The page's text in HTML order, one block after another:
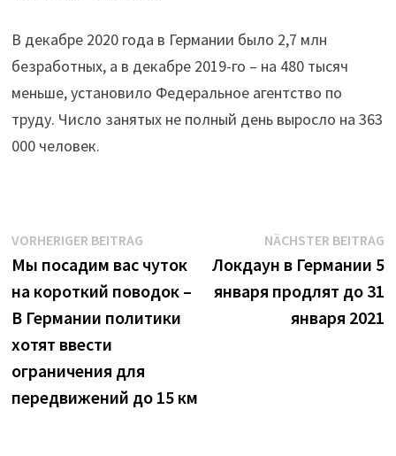
В декабре 2020 года в Германии было 2,7 млн
безработных, а в декабре 2019-го – на 480 тысяч
меньше, установило Федеральное агентство по
труду. Число занятых не полный день выросло на 363
000 человек.
Beitrags-
Navigation
VORHERIGER BEITRAGVorheriger
Beitrag:
Мы посадим вас чуток
на короткий поводок –
В Германии политики
хотят ввести
ограничения для
передвижений до 15 км
NÄCHSTER BEITRAG
Локдаун в Германии 5
января продлят до 31
января 2021